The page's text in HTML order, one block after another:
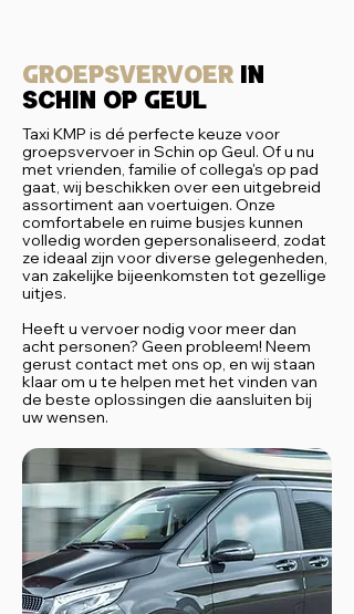
Groepsvervoer
in
schin op geul
Taxi KMP is dé perfecte keuze voor
groepsvervoer in Schin op Geul. Of u nu
met vrienden, familie of collega's op pad
gaat, wij beschikken over een uitgebreid
assortiment aan voertuigen. Onze
comfortabele en ruime busjes kunnen
volledig worden gepersonaliseerd, zodat
ze ideaal zijn voor diverse gelegenheden,
van zakelijke bijeenkomsten tot gezellige
uitjes.
Heeft u vervoer nodig voor meer dan
acht personen? Geen probleem! Neem
gerust contact met ons op, en wij staan
klaar om u te helpen met het vinden van
de beste oplossingen die aansluiten bij
uw wensen.